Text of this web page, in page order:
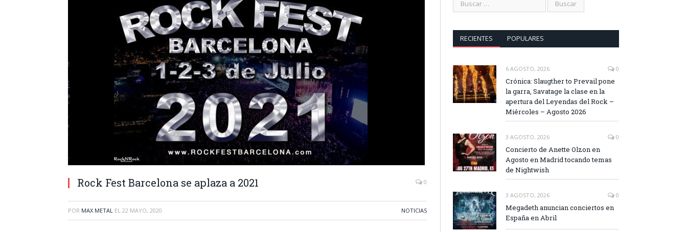
Rock Fest Barcelona se aplaza a 2021 0
POR MAX METAL EL 22 MAYO, 2020 NOTICIAS
RECIENTES POPULARES
6 AGOSTO, 2026 0
Crónica: Slaugther to Prevail pone
la garra, Savatage la clase en la
apertura del Leyendas del Rock –
Miércoles – Agosto 2026
3 AGOSTO, 2026 0
Concierto de Anette Olzon en
Agosto en Madrid tocando temas
de Nightwish
3 AGOSTO, 2026 0
Megadeth anuncian conciertos en
España en Abril